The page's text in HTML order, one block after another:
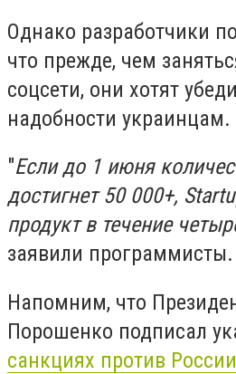
Однако разработчики
что прежде, чем
соцсети, они хотят
надобности украинцам.
"Если до 1 июня
достигнет 50 000+,
продукт в течение
заявили программисты.
Напомним, что
Порошенко подписал
санкциях против России